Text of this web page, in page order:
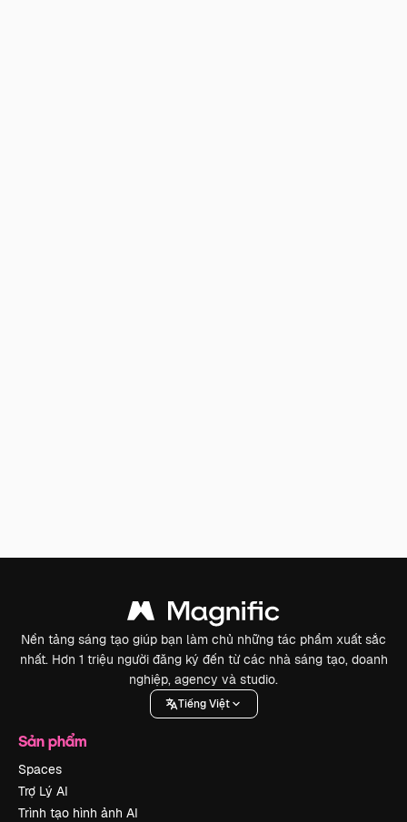
Nền tảng sáng tạo giúp bạn làm chủ những tác phẩm xuất sắc
nhất. Hơn 1 triệu người đăng ký đến từ các nhà sáng tạo, doanh
nghiệp, agency và studio.
Tiếng Việt
Sản phẩm
Spaces
Trợ Lý AI
Trình tạo hình ảnh AI